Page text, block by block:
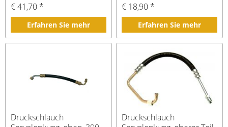
€ 41,70 *
Erfahren Sie mehr
€ 18,90 *
Erfahren Sie mehr
Druckschlauch
Druckschlauch